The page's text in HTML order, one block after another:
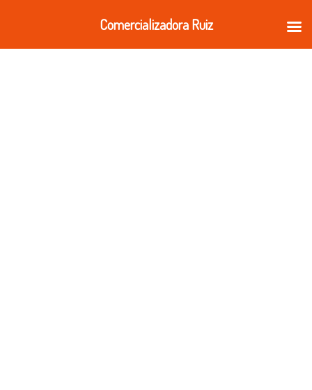
contenido
Comercializadora Ruiz